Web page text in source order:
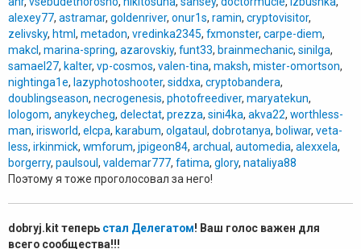
alexey77, astramar, goldenriver, onur1s, ramin, cryptovisitor,
zelivsky, html , metadon, vredinka2345, fxmonster, carpe-diem,
makcl, marina-spring, azarovskiy, funt33, brainmechanic, sinilga,
samael27, kalter, vp-cosmos, valen-tina, maksh, mister-omortson,
nightinga1e, lazyphotoshooter, siddxa, cryptobandera,
doublingseason, necrogenesis, photofreediver, maryatekun,
lologom, anykeycheg, delectat, prezza, sini4ka, akva22, worthless-
man, irisworld, elcpa, karabum, olgataul , dobrotanya, boliwar, veta-
less, irkinmick, wmforum, jpigeon84, archual , automedia, alexxela,
borgerry, paulsoul , valdemar777, fatima, glory, nataliya88
Поэтому я тоже проголосовал за него!
dobryj.kit теперь стал Делегатом! Ваш голос важен для
всего сообщества!!!